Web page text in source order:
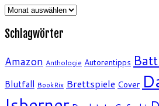
Archiv
Schlagwörter
Amazon Anthologie Autorentipps
Blutfall BookRix Brettspiele Cover